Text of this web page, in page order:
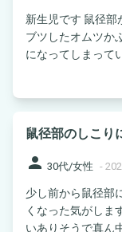
新生児です 鼠径部が、
ブツしたオムツか
になってしまってい
鼠径部のしこり
person 30代/女性 -
少し前から鼠径部
くなった気がしま
いありそうで真ん